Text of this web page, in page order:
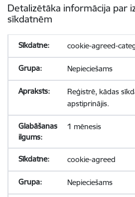
Detalizētāka informācija par
sīkdatnēm
cookie-agreed-
Nepieciešams
Reģistrē, kādas
apstiprinājis.
1 mēnesis
cookie-agreed
Nepieciešams